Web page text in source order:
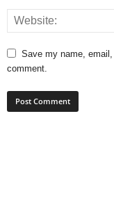
Save my name,
comment.